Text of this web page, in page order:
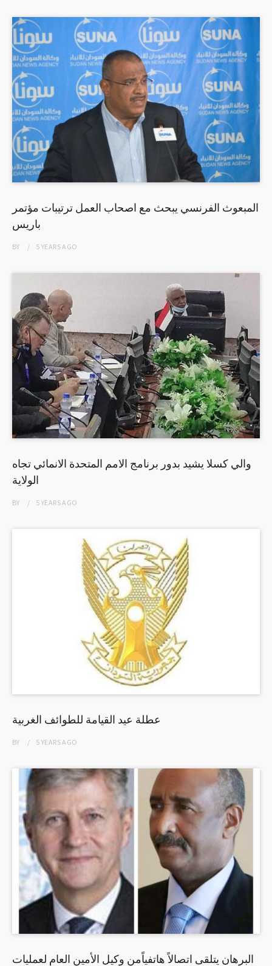
المبعوث الفرنسي يبحث مع اصحاب العمل ترتيبات مؤتمر
باريس
BY 5 YEARSAGO
والي كسلا يشيد بدور برنامج الامم المتحدة الانمائي تجاه
الولاية
BY 5 YEARSAGO
عطلة عيد القيامة للطوائف الغربية
BY 5 YEARSAGO
البرهان يتلقى اتصالاً هاتفياًمن وكيل الأمين العام لعمليات